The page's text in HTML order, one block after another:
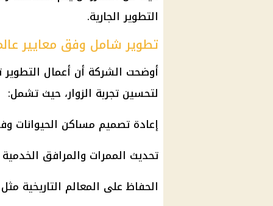
التطوير الجارية.
تطوير شامل وفق معايير
أوضحت الشركة أن أعمال
لتحسين تجربة الزوار، حيث تشمل:
إعادة تصميم مساكن الحيوانات
تحديث الممرات والمرافق الخدمية
الحفاظ على المعالم التاريخية